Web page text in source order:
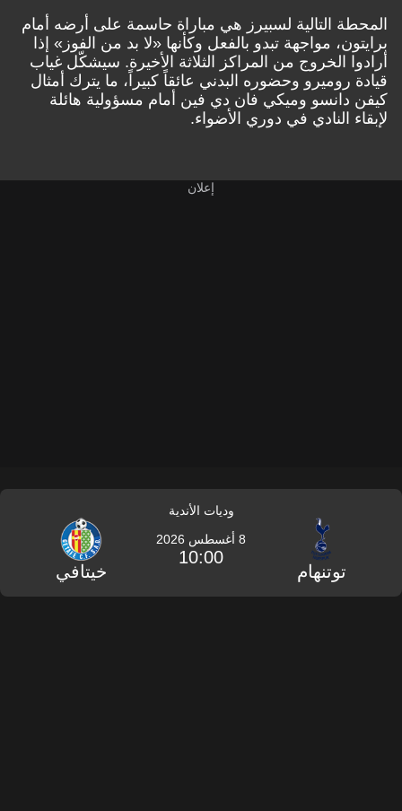
المحطة التالية لسبيرز هي مباراة حاسمة على أرضه أمام
برايتون، مواجهة تبدو بالفعل وكأنها «لا بد من الفوز» إذا
أرادوا الخروج من المراكز الثلاثة الأخيرة. سيشكّل غياب
قيادة روميرو وحضوره البدني عائقاً كبيراً، ما يترك أمثال
كيفن دانسو وميكي فان دي فين أمام مسؤولية هائلة
لإبقاء النادي في دوري الأضواء.
وديات الأندية
توتنهام
8 أغسطس 2026
10:00
خيتافي